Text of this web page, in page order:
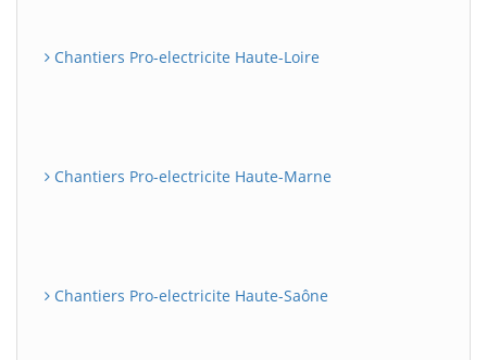
Chantiers Pro-electricite Haute-Loire
Chantiers Pro-electricite Haute-Marne
Chantiers Pro-electricite Haute-Saône